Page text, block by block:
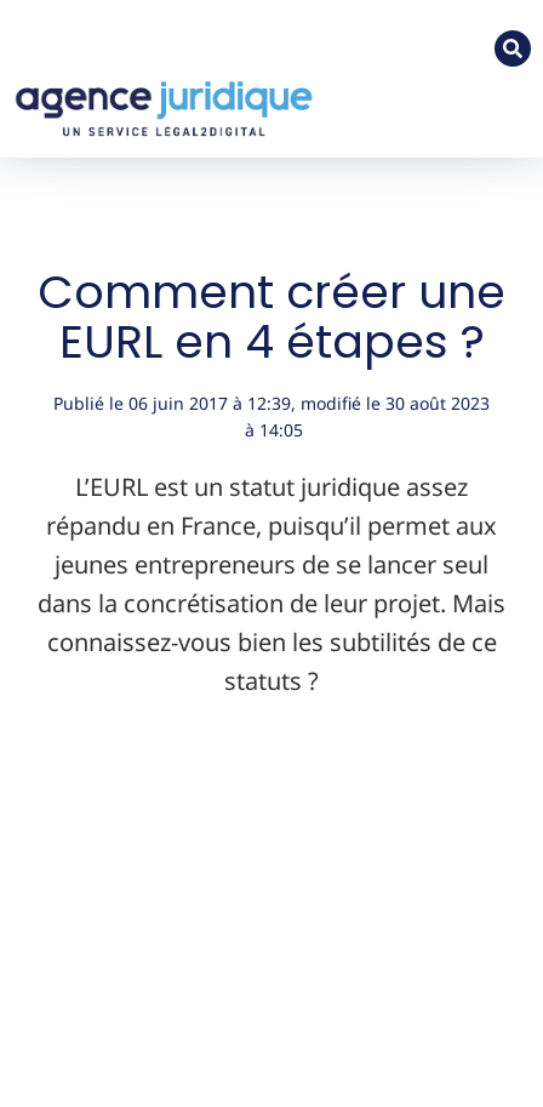
Comment créer une
EURL en 4 étapes ?
Publié le 06 juin 2017 à 12:39, modifié le 30 août 2023
à 14:05
L’EURL est un statut juridique assez
répandu en France, puisqu’il permet aux
jeunes entrepreneurs de se lancer seul
dans la concrétisation de leur projet. Mais
connaissez-vous bien les subtilités de ce
statuts ?